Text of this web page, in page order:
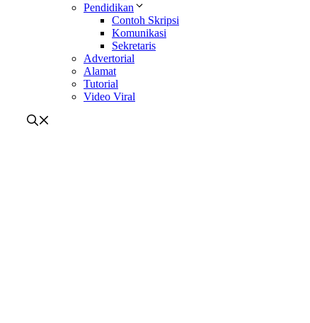
Pendidikan
Contoh Skripsi
Komunikasi
Sekretaris
Advertorial
Alamat
Tutorial
Video Viral